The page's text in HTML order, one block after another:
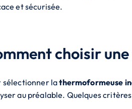
et sécurisée.
choisir
sélectionner lathermoformeuse
au préalable. Quelques